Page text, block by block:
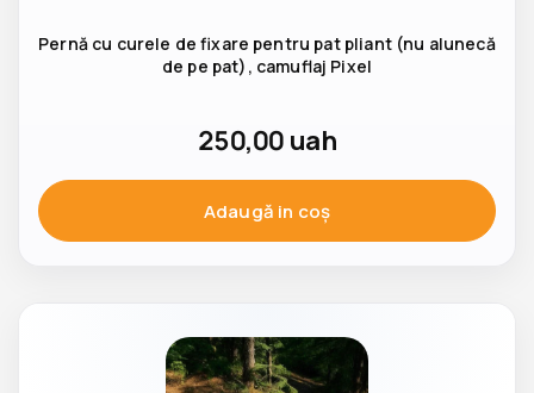
Pernă cu curele de fixare pentru pat pliant (nu alunecă
de pe pat), camuflaj Pixel
250,00 uah
Adaugă in coş